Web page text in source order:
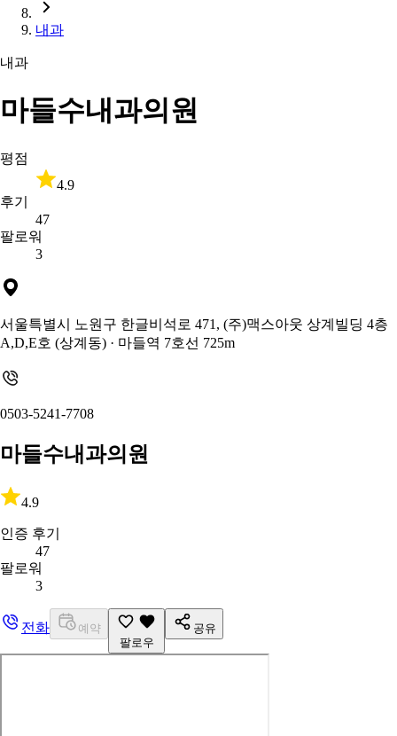
내과
내과
마들수내과의원
평점
4.9
후기
47
팔로워
3
서울특별시 노원구 한글비석로 471, (주)맥스아웃 상계빌딩 4층
A,D,E호 (상계동) · 마들역 7호선 725m
0503-5241-7708
마들수내과의원
4.9
인증 후기
47
팔로워
3
전화
예약
팔로우
공유